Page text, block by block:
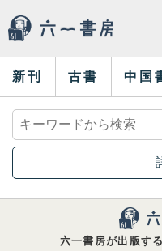
新刊 古書 中国
六一書房が出版す